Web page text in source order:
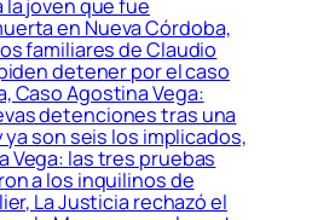
la joven que fue
en Nueva Córdoba,
familiares de Claudio
detener por el caso
Caso Agostina Vega:
detenciones tras una
ya son seis los implicados,
Vega: las tres pruebas
a los inquilinos de
La Justicia rechazó el